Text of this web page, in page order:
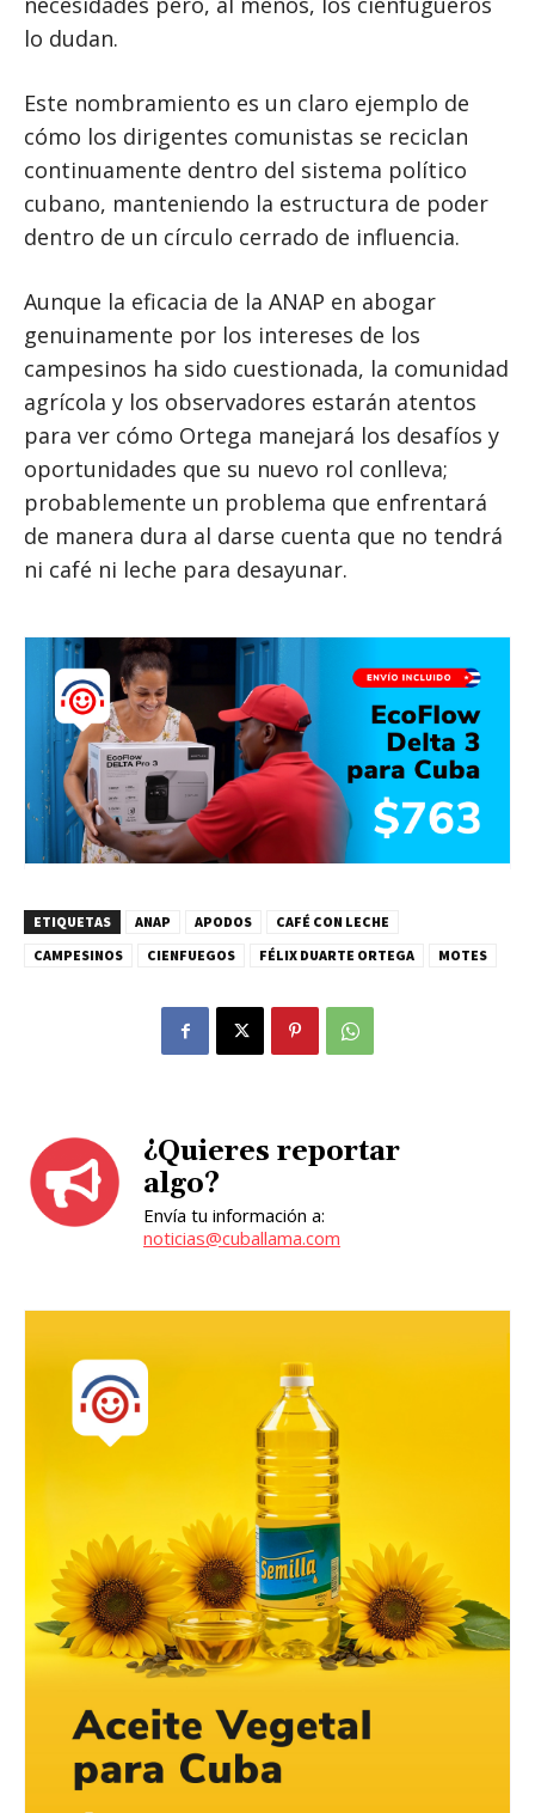
lo dudan.
Este nombramiento es un claro ejemplo de
cómo los dirigentes comunistas se reciclan
continuamente dentro del sistema político
cubano, manteniendo la estructura de poder
dentro de un círculo cerrado de influencia.
Aunque la eficacia de la ANAP en abogar
genuinamente por los intereses de los
campesinos ha sido cuestionada, la comunidad
agrícola y los observadores estarán atentos
para ver cómo Ortega manejará los desafíos y
oportunidades que su nuevo rol conlleva;
probablemente un problema que enfrentará
de manera dura al darse cuenta que no tendrá
ni café ni leche para desayunar.
ETIQUETAS ANAP APODOS
CAFÉ CON LECHE
CAMPESINOS
CIENFUEGOS FÉLIX DUARTE ORTEGA MOTES
¿Quieres reportar
algo?
Envía tu información a:
noticias@cuballama.com